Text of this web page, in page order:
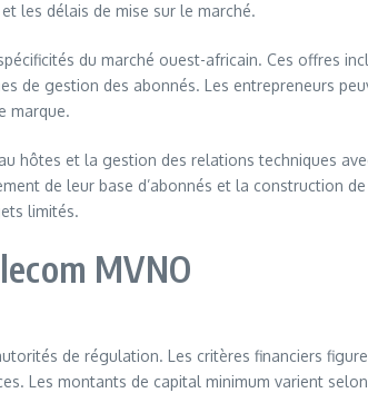
les délais de mise sur le marché.
du marché ouest-africain. Ces offres
de gestion des abonnés. Les entrepreneurs
marque.
hôtes et la gestion des relations techniques
de leur base d’abonnés et la construction
limités.
MVNO
de régulation. Les critères financiers
Les montants de capital minimum varient